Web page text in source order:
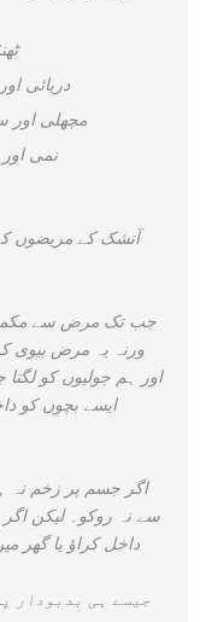
دریائی
مچھلی اور
نمی
آتشک کے مریضوں
جب تک مرض سے مکمل
ورنہ یہ مرض بیوی
اور ہم جولیوں کو
ایسے بچوں کو
اگر جسم پر زخم نہ
سے نہ روکو۔ لیکن
داخل کراؤ یا گھر
جیسے ہی بدبودار